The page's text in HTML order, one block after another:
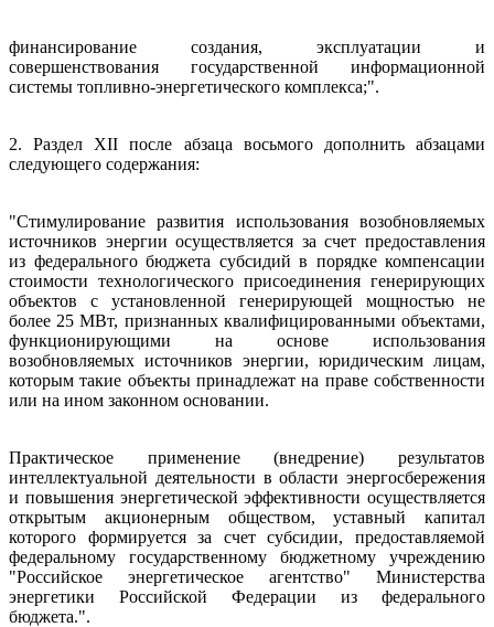
финансирование создания, эксплуатации и
совершенствования государственной информационной
системы топливно-энергетического комплекса;".
2. Раздел XII после абзаца восьмого дополнить абзацами
следующего содержания:
"Стимулирование развития использования возобновляемых
источников энергии осуществляется за счет предоставления
из федерального бюджета субсидий в порядке компенсации
стоимости технологического присоединения генерирующих
объектов с установленной генерирующей мощностью не
более 25 МВт, признанных квалифицированными объектами,
функционирующими на основе использования
возобновляемых источников энергии, юридическим лицам,
которым такие объекты принадлежат на праве собственности
или на ином законном основании.
Практическое применение (внедрение) результатов
интеллектуальной деятельности в области энергосбережения
и повышения энергетической эффективности осуществляется
открытым акционерным обществом, уставный капитал
которого формируется за счет субсидии, предоставляемой
федеральному государственному бюджетному учреждению
"Российское энергетическое агентство" Министерства
энергетики Российской Федерации из федерального
бюджета.".